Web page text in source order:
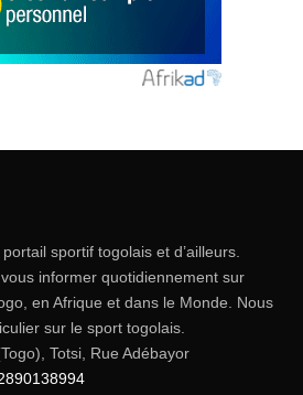
portail sportif togolais et d’ailleurs.
informer quotidiennement sur
en Afrique et dans le Monde. Nous
sur le sport togolais.
Totsi, Rue Adébayor